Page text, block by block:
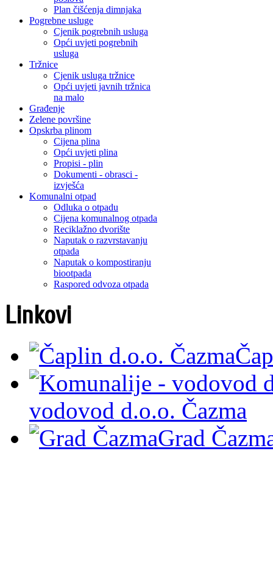
Plan čišćenja dimnjaka
Pogrebne usluge
Cjenik pogrebnih usluga
Opći uvjeti pogrebnih
usluga
Tržnice
Cjenik usluga tržnice
Opći uvjeti javnih tržnica
na malo
Građenje
Zelene površine
Opskrba plinom
Cijena plina
Opći uvjeti plina
Propisi - plin
Dokumenti - obrasci -
izvješća
Komunalni otpad
Odluka o otpadu
Cijena komunalnog otpada
Reciklažno dvorište
Naputak o razvrstavanju
otpada
Naputak o kompostiranju
biootpada
Raspored odvoza otpada
Linkovi
vodovod d.o.o. Čazma
Grad